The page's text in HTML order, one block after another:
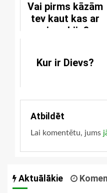
Vai pirms kāzām
tev kaut kas ar
sievu bija?
Kur ir Dievs?
Atbildēt
Lai komentētu, jums
Aktuālākie